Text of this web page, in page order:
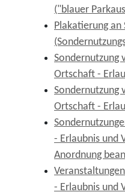
("blauer
Plakatierung an
Sondernutzung
Ortschaft -
Sondernutzung
Ortschaft -
- Erlaubnis und
Anordnung
- Erlaubnis und